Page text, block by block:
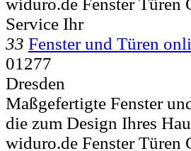
Service Ihr
33 Fenster und Türen
01277
Dresden
Maßgefertigte Fenster
die zum Design Ihres
widuro.de Fenster Türen